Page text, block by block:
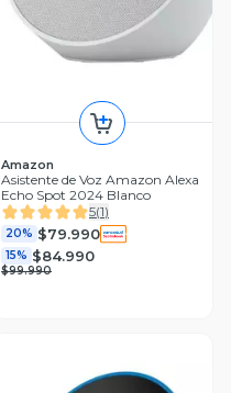
Amazon
Asistente de Voz Amazon Alexa
Echo Spot 2024 Blanco
5(1)
20% $79.990
15% $84.990
$99.990